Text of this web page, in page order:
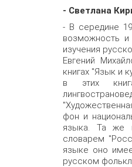
- Светлана
- В середине
возможность и
изучения
Евгений
книгах "Язык и
в этих
фон и
языка. Та же
словарем
языке оно
русском